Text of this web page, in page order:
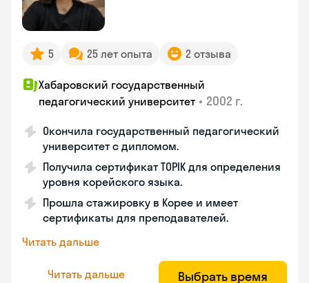
5 25 лет опыта 2 отзыва
Хабаровский государственный
педагогический университет • 2002 г.
Окончила государственный педагогический
университет с дипломом.
Получила сертификат TOPIK для определения
уровня корейского языка.
Прошла стажировку в Корее и имеет
сертификаты для преподавателей.
Читать дальше
Читать дальше Выбрать время